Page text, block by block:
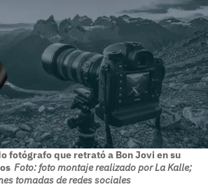
fotógrafo que retrató a Bon Jovi en su
Foto: foto montaje realizado por La Kalle;
tomadas de redes sociales